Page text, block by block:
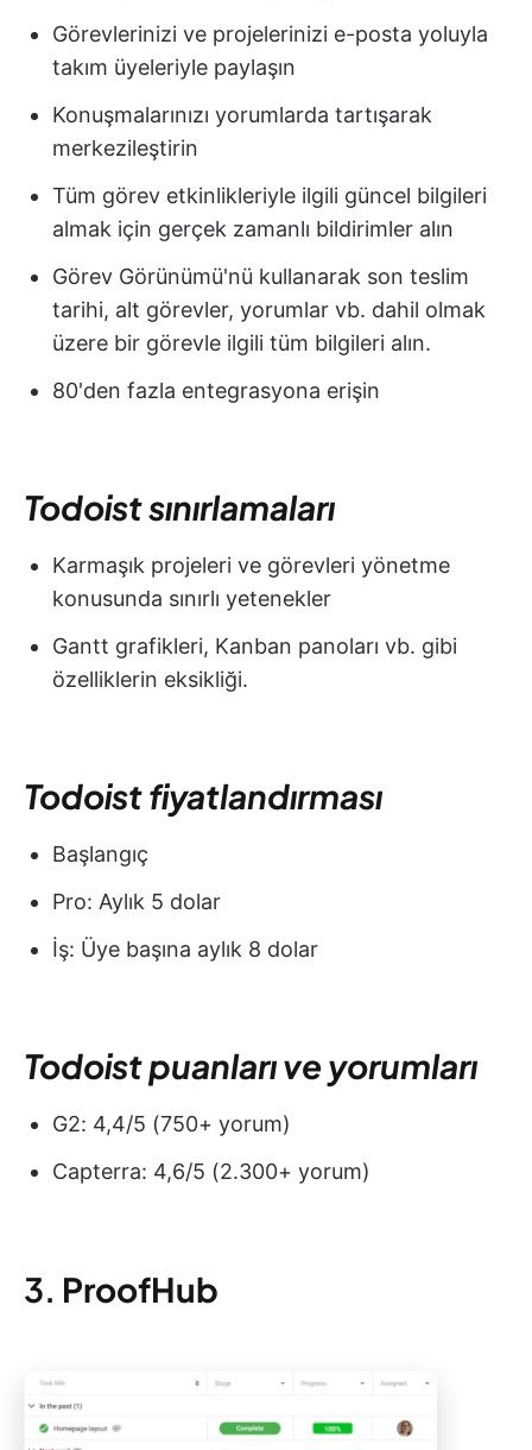
Görevlerinizi ve projelerinizi e-posta yoluyla
takım üyeleriyle paylaşın
Konuşmalarınızı yorumlarda tartışarak
merkezileştirin
Tüm görev etkinlikleriyle ilgili güncel bilgileri
almak için gerçek zamanlı bildirimler alın
Görev Görünümü'nü kullanarak son teslim
tarihi, alt görevler, yorumlar vb. dahil olmak
üzere bir görevle ilgili tüm bilgileri alın.
80'den fazla entegrasyona erişin
Todoist sınırlamaları
Karmaşık projeleri ve görevleri yönetme
konusunda sınırlı yetenekler
Gantt grafikleri, Kanban panoları vb. gibi
özelliklerin eksikliği.
Todoist fiyatlandırması
Başlangıç
Pro: Aylık 5 dolar
İş: Üye başına aylık 8 dolar
Todoist puanları ve yorumları
G2: 4,4/5 (750+ yorum)
Capterra: 4,6/5 (2.300+ yorum)
3. ProofHub